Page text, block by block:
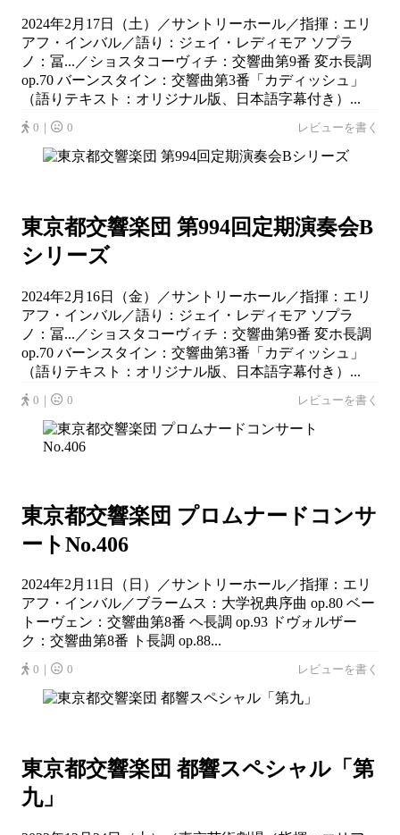
2024年2月17日（土）／サントリーホール／指揮：エリ
アフ・インバル／語り：ジェイ・レディモア ソプラ
ノ：冨...／ショスタコーヴィチ：交響曲第9番 変ホ長調
op.70 バーンスタイン：交響曲第3番「カディッシュ」
（語りテキスト：オリジナル版、日本語字幕付き）...
0｜ 0 レビューを書く
東京都交響楽団 第994回定期演奏会B
シリーズ
2024年2月16日（金）／サントリーホール／指揮：エリ
アフ・インバル／語り：ジェイ・レディモア ソプラ
ノ：冨...／ショスタコーヴィチ：交響曲第9番 変ホ長調
op.70 バーンスタイン：交響曲第3番「カディッシュ」
（語りテキスト：オリジナル版、日本語字幕付き）...
0｜ 0 レビューを書く
東京都交響楽団 プロムナードコンサ
ートNo.406
2024年2月11日（日）／サントリーホール／指揮：エリ
アフ・インバル／ブラームス：大学祝典序曲 op.80 ベー
トーヴェン：交響曲第8番 ヘ長調 op.93 ドヴォルザー
ク：交響曲第8番 ト長調 op.88...
0｜ 0 レビューを書く
東京都交響楽団 都響スペシャル「第
九」